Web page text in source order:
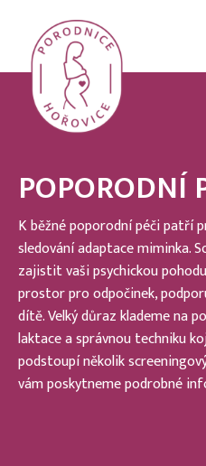
POPORODNÍ
K běžné poporodní péči patří
sledování adaptace miminka.
zajistit vaši psychickou
prostor pro odpočinek,
dítě. Velký důraz klademe na
laktace a správnou techniku
podstoupí několik
vám poskytneme podrobné